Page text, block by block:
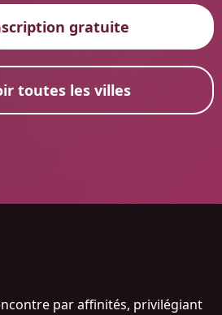
gratuite
toutes les villes
par affinités, privilégiant